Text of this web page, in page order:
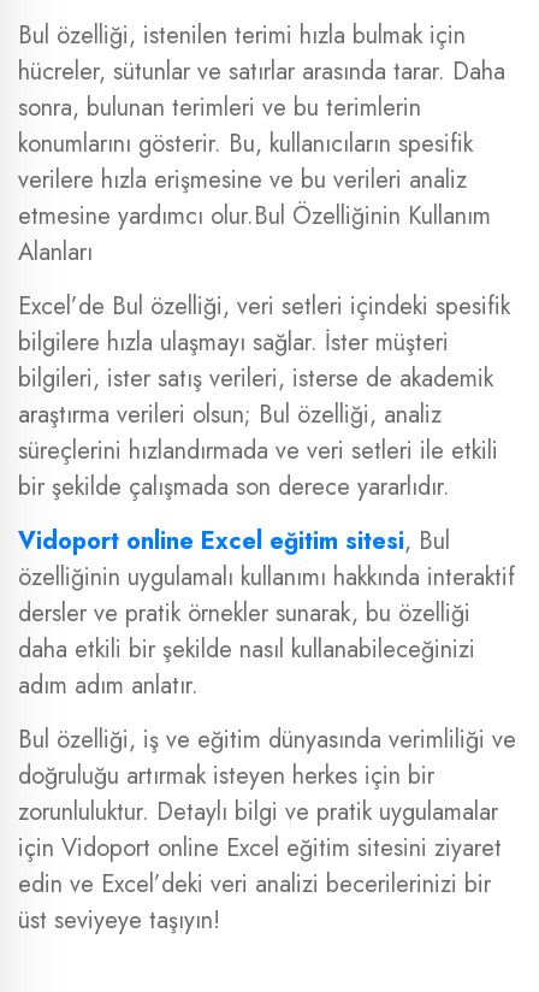
Bul özelliği, istenilen terimi hızla bulmak için
hücreler, sütunlar ve satırlar arasında tarar. Daha
sonra, bulunan terimleri ve bu terimlerin
konumlarını gösterir. Bu, kullanıcıların spesifik
verilere hızla erişmesine ve bu verileri analiz
etmesine yardımcı olur.Bul Özelliğinin Kullanım
Alanları
Excel’de Bul özelliği, veri setleri içindeki spesifik
bilgilere hızla ulaşmayı sağlar. İster müşteri
bilgileri, ister satış verileri, isterse de akademik
araştırma verileri olsun; Bul özelliği, analiz
süreçlerini hızlandırmada ve veri setleri ile etkili
bir şekilde çalışmada son derece yararlıdır.
Vidoport online Excel eğitim sitesi, Bul
özelliğinin uygulamalı kullanımı hakkında interaktif
dersler ve pratik örnekler sunarak, bu özelliği
daha etkili bir şekilde nasıl kullanabileceğinizi
adım adım anlatır.
Bul özelliği, iş ve eğitim dünyasında verimliliği ve
doğruluğu artırmak isteyen herkes için bir
zorunluluktur. Detaylı bilgi ve pratik uygulamalar
için Vidoport online Excel eğitim sitesini ziyaret
edin ve Excel’deki veri analizi becerilerinizi bir
üst seviyeye taşıyın!